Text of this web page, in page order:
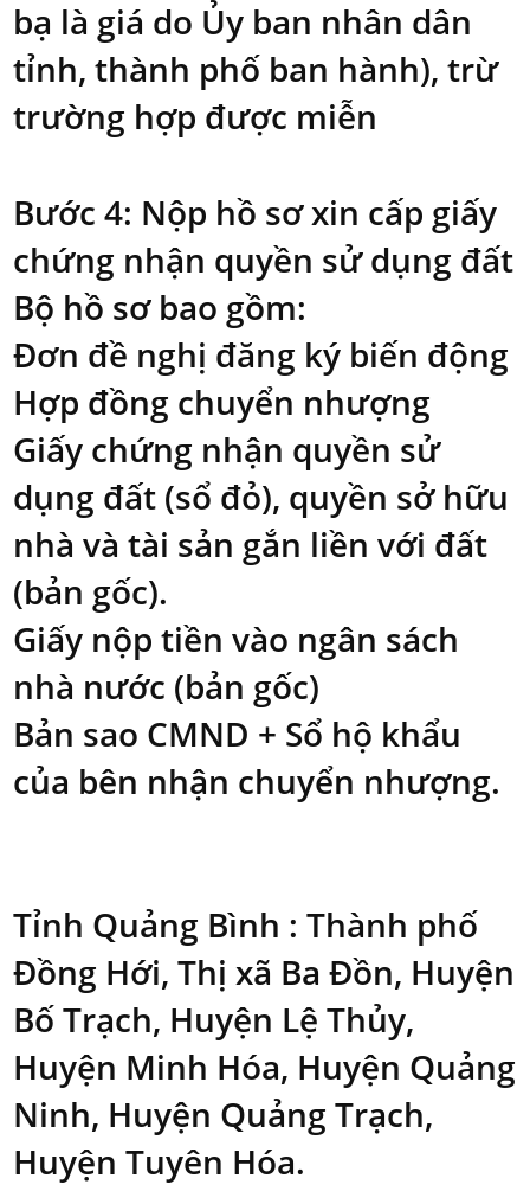
bạ là giá do Ủy ban nhân dân
tỉnh, thành phố ban hành), trừ
trường hợp được miễn
Bước 4: Nộp hồ sơ xin cấp giấy
chứng nhận quyền sử dụng đất
Bộ hồ sơ bao gồm:
Đơn đề nghị đăng ký biến động
Hợp đồng chuyển nhượng
Giấy chứng nhận quyền sử
dụng đất (sổ đỏ), quyền sở hữu
nhà và tài sản gắn liền với đất
(bản gốc).
Giấy nộp tiền vào ngân sách
nhà nước (bản gốc)
Bản sao CMND + Sổ hộ khẩu
của bên nhận chuyển nhượng.
Tỉnh Quảng Bình : Thành phố
Đồng Hới, Thị xã Ba Đồn, Huyện
Bố Trạch, Huyện Lệ Thủy,
Huyện Minh Hóa, Huyện Quảng
Ninh, Huyện Quảng Trạch,
Huyện Tuyên Hóa.